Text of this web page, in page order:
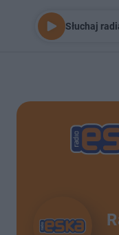
Słuchaj